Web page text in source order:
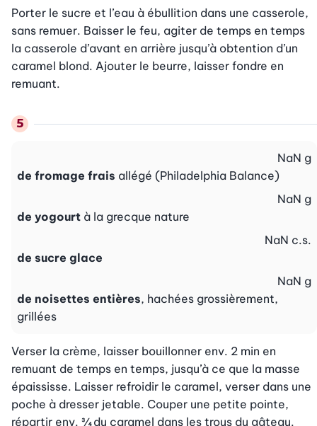
Porter le sucre et l’eau à ébullition dans une casserole,
sans remuer. Baisser le feu, agiter de temps en temps
la casserole d’avant en arrière jusqu’à obtention d’un
caramel blond. Ajouter le beurre, laisser fondre en
remuant.
de fromage frais allégé (Philadelphia Balance)
NaN g
de yogourt à la grecque nature
NaN g
de sucre glace
NaN c.s.
de noisettes entières, hachées grossièrement,
grillées
NaN g
Verser la crème, laisser bouillonner env. 2 min en
remuant de temps en temps, jusqu’à ce que la masse
épaississe. Laisser refroidir le caramel, verser dans une
poche à dresser jetable. Couper une petite pointe,
répartir env. ¾ du caramel dans les trous du gâteau.